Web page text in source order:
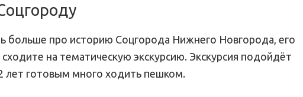
больше про историю Соцгорода Нижнего Новгорода, его
на тематическую экскурсию. Экскурсия подойдёт
лет готовым много ходить пешком.